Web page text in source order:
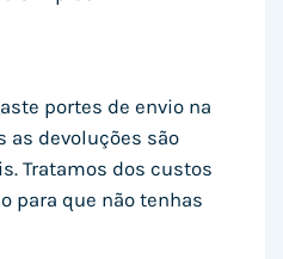
portes de envio na
as devoluções são
Tratamos dos custos
para que não tenhas